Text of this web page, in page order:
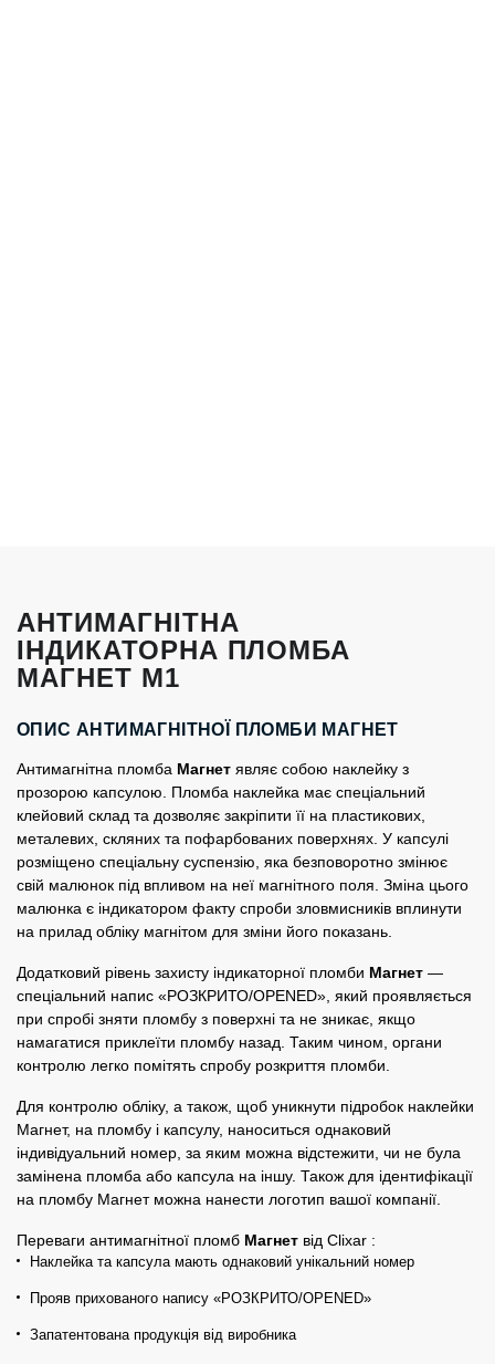
АНТИМАГНІТНА
ІНДИКАТОРНА ПЛОМБА
МАГНЕТ М1
ОПИС АНТИМАГНІТНОЇ ПЛОМБИ МАГНЕТ
Антимагнітна пломба Магнет являє собою наклейку з
прозорою капсулою. Пломба наклейка має спеціальний
клейовий склад та дозволяє закріпити її на пластикових,
металевих, скляних та пофарбованих поверхнях. У капсулі
розміщено спеціальну суспензію, яка безповоротно змінює
свій малюнок під впливом на неї магнітного поля. Зміна цього
малюнка є індикатором факту спроби зловмисників вплинути
на прилад обліку магнітом для зміни його показань.
Додатковий рівень захисту індикаторної пломби Магнет —
спеціальний напис «РОЗКРИТО/OPENED», який проявляється
при спробі зняти пломбу з поверхні та не зникає, якщо
намагатися приклеїти пломбу назад. Таким чином, органи
контролю легко помітять спробу розкриття пломби.
Для контролю обліку, а також, щоб уникнути підробок наклейки
Магнет, на пломбу і капсулу, наноситься однаковий
індивідуальний номер, за яким можна відстежити, чи не була
замінена пломба або капсула на іншу. Також для ідентифікації
на пломбу Магнет можна нанести логотип вашої компанії.
Переваги антимагнітної пломб Магнет від Clixar :
Наклейка та капсула мають однаковий унікальний номер
Прояв прихованого напису «РОЗКРИТО/OPENED»
Запатентована продукція від виробника